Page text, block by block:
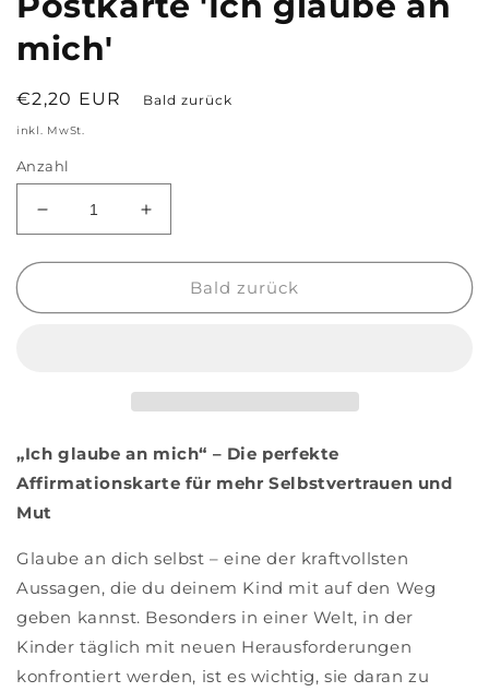
mich'
Normaler
Preis
€2,20 EUR Bald zurück
inkl. MwSt.
Anzahl
Verringere
die
Menge
Postkarte
Erhöhe
die
Menge
Postkarte
Bald zurück
„Ich glaube an mich“ – Die perfekte
Affirmationskarte für mehr Selbstvertrauen und
Mut
Glaube an dich selbst – eine der kraftvollsten
Aussagen, die du deinem Kind mit auf den Weg
geben kannst. Besonders in einer Welt, in der
Kinder täglich mit neuen Herausforderungen
konfrontiert werden, ist es wichtig, sie daran zu